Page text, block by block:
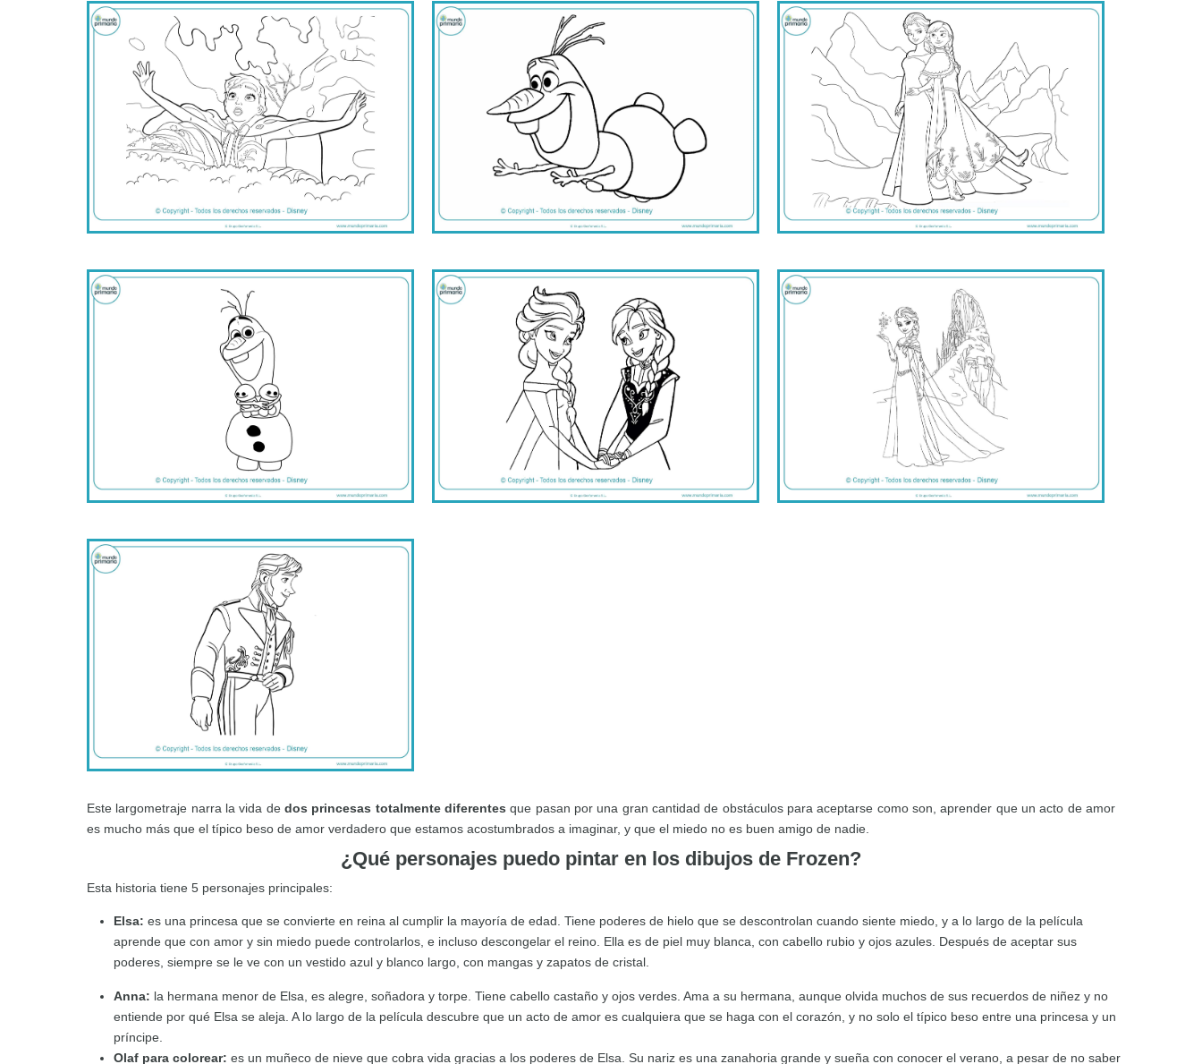
Este largometraje narra la vida de dos princesas totalmente diferentes que pasan por una gran cantidad de obstáculos para aceptarse como son, aprender que un acto de amor
es mucho más que el típico beso de amor verdadero que estamos acostumbrados a imaginar, y que el miedo no es buen amigo de nadie.
¿Qué personajes puedo pintar en los dibujos de Frozen?
Esta historia tiene 5 personajes principales:
Elsa: es una princesa que se convierte en reina al cumplir la mayoría de edad. Tiene poderes de hielo que se descontrolan cuando siente miedo, y a lo largo de la película
aprende que con amor y sin miedo puede controlarlos, e incluso descongelar el reino. Ella es de piel muy blanca, con cabello rubio y ojos azules. Después de aceptar sus
poderes, siempre se le ve con un vestido azul y blanco largo, con mangas y zapatos de cristal.
Anna: la hermana menor de Elsa, es alegre, soñadora y torpe. Tiene cabello castaño y ojos verdes. Ama a su hermana, aunque olvida muchos de sus recuerdos de niñez y no
entiende por qué Elsa se aleja. A lo largo de la película descubre que un acto de amor es cualquiera que se haga con el corazón, y no solo el típico beso entre una princesa y un
príncipe.
Olaf para colorear: es un muñeco de nieve que cobra vida gracias a los poderes de Elsa. Su nariz es una zanahoria grande y sueña con conocer el verano, a pesar de no saber